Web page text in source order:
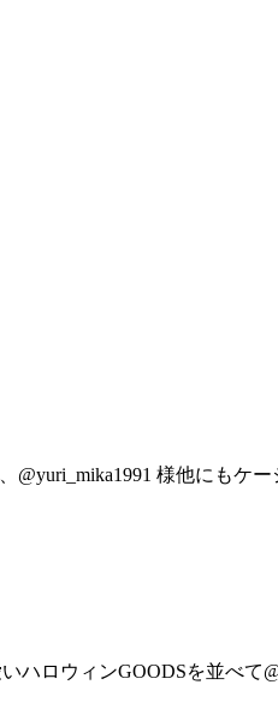
@yuri_mika1991 様他にも
ロウィンGOODSを並べ